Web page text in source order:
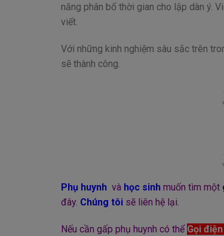
năng phân bổ thời gian cho lập dàn ý.
viết.
Với những kinh nghiệm sâu sắc trên
sẽ thành công.
Phụ huynh và học sinh muốn tìm một
đây. Chúng tôi sẽ liên hệ lại.
Nếu cần gấp phụ huynh có thể Gọi